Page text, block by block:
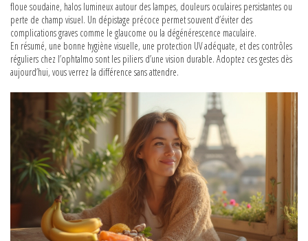
floue soudaine, halos lumineux autour des lampes, douleurs oculaires persistantes ou
perte de champ visuel. Un dépistage précoce permet souvent d’éviter des
complications graves comme le glaucome ou la dégénérescence maculaire.
En résumé, une bonne hygiène visuelle, une protection UV adéquate, et des contrôles
réguliers chez l’ophtalmo sont les piliers d’une vision durable. Adoptez ces gestes dès
aujourd’hui, vous verrez la différence sans attendre.